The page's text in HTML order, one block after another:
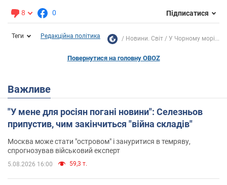
8 0 Підписатися
Теги Редакційна політика Новини. Світ У Чорному морі...
Повернутися на головну OBOZ
Важливе
"У мене для росіян погані новини": Селезньов
припустив, чим закінчиться "війна складів"
Москва може стати "островом" і зануритися в темряву,
спрогнозував військовий експерт
5.08.2026 16:00 59,3 т.